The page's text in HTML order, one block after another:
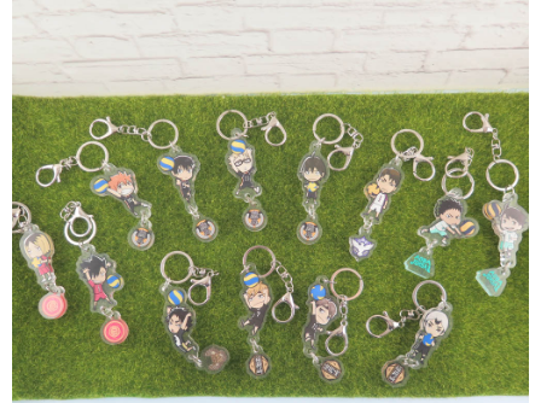
３．收到繳費通知簡訊後14天內，點擊此簡訊中的連結，可透過四大超商／
ATM／網路銀行／等多元方式進行付款，方視為交易完成。
※ 請注意：結帳手續完成當下不需立刻繳費，但若您需要取消訂單，請聯絡
購買商品的店家。未經商家同意取消之訂單仍視為有效，需透過AFTEE先享
後付繳納相關費用。
※ 交易是否成功請以「AFTEE先享後付 」之結帳頁面顯示為準，若有關於
是否繳費成功／繳費後需取消欲退款等相關疑問，請聯繫「AFTEE先享後付
客戶支援中心」https://netprotections.freshdesk.com/support/home
【注意事項】
１．透過由恩沛科技股份有限公司提供之「AFTEE先享後付」服務完成之交
易，需依本服務之必要範圍內提供個人資料，並將交易相關給付款項請求債
權轉讓予恩沛科技股份有限公司。
２．關於個人資料處理事宜，請瀏覽以下網址：
https://aftee.tw/terms/#terms3
３．未成年的使用者請事先徵得法定代理人或監護人之同意方可使用
「AFTEE先享後付」，若未經同意申辦者引起之損失，本公司不負相關責
每筆NT$60，滿NT$499(含以上)免運費
7-11付款取貨
每筆NT$60，滿NT$499(含以上)免運費
付款後7-11取貨
每筆NT$60，滿NT$499(含以上)免運費
宅配
每筆NT$120，滿NT$499(含以上)免運費
海外宅配 查看運費